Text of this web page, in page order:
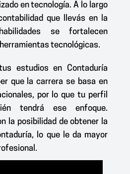
en tecnología. A lo largo
que llevás en la
se fortalecen
tecnológicas.
estudios en Contaduría
que la carrera se basa en
por lo que tu perfil
tendrá ese enfoque.
la posibilidad de obtener la
, lo que le da mayor